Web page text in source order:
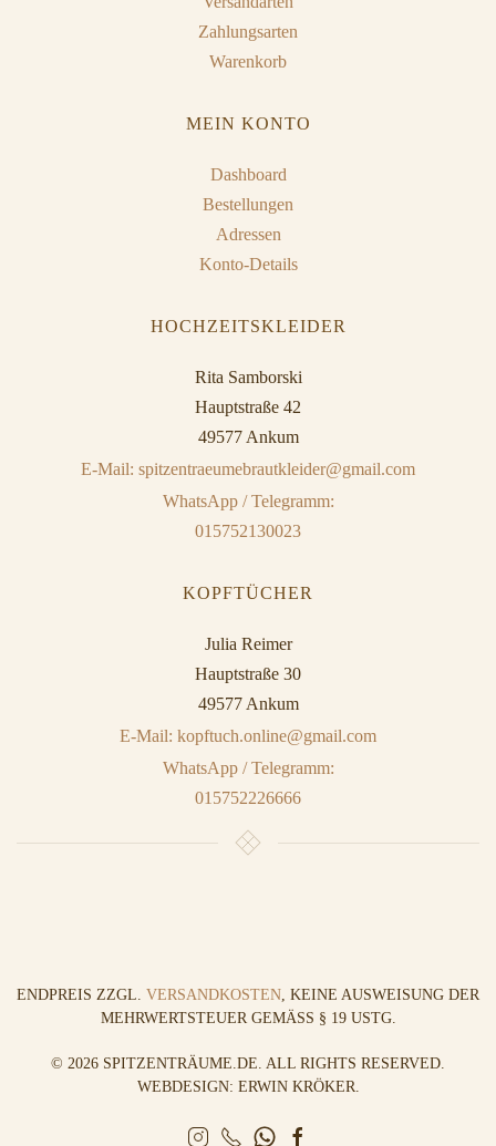
Zahlungsarten
Warenkorb
MEIN KONTO
Dashboard
Bestellungen
Adressen
Konto-Details
HOCHZEITSKLEIDER
Rita Samborski
Hauptstraße 42
49577 Ankum
E-Mail: spitzentraeumebrautkleider@gmail.com
WhatsApp / Telegramm:
015752130023
KOPFTÜCHER
Julia Reimer
Hauptstraße 30
49577 Ankum
E-Mail: kopftuch.online@gmail.com
WhatsApp / Telegramm:
015752226666
ENDPREIS ZZGL. VERSANDKOSTEN, KEINE AUSWEISUNG DER
MEHRWERTSTEUER GEMÄSS § 19 USTG.
© 2026 SPITZENTRÄUME.DE. ALL RIGHTS RESERVED.
WEBDESIGN: ERWIN KRÖKER.